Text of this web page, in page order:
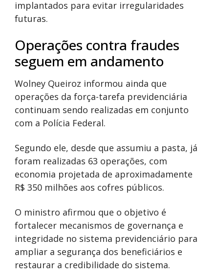
implantados para evitar irregularidades
futuras.
Operações contra fraudes
seguem em andamento
Wolney Queiroz informou ainda que
operações da força-tarefa previdenciária
continuam sendo realizadas em conjunto
com a Polícia Federal.
Segundo ele, desde que assumiu a pasta, já
foram realizadas 63 operações, com
economia projetada de aproximadamente
R$ 350 milhões aos cofres públicos.
O ministro afirmou que o objetivo é
fortalecer mecanismos de governança e
integridade no sistema previdenciário para
ampliar a segurança dos beneficiários e
restaurar a credibilidade do sistema.